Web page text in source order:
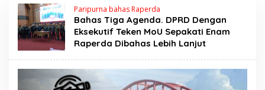
Paripurna bahas Raperda
Bahas Tiga Agenda. DPRD Dengan
Eksekutif Teken MoU Sepakati Enam
Raperda Dibahas Lebih Lanjut